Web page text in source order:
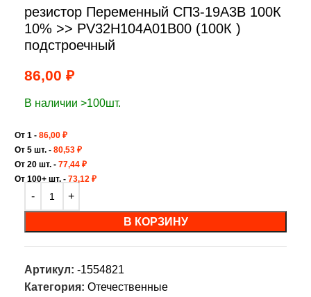
резистор Переменный СП3-19А3В 100К
10% >> PV32H104A01B00 (100К )
подстроечный
86,00 ₽
В наличии >100шт.
От 1 - 86,00 ₽
От 5 шт. - 80,53 ₽
От 20 шт. - 77,44 ₽
От 100+ шт. - 73,12 ₽
В КОРЗИНУ
Артикул: -1554821
Категория: Отечественные